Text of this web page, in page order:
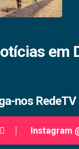
em
nos
Instagram